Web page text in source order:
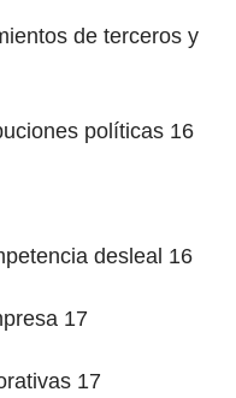
de terceros y
políticas 16
desleal 16
17
17